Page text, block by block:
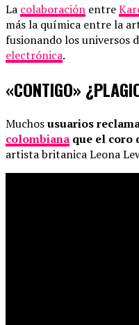
La colaboración entre
más la química entre la
fusionando los universos
electrónica.
«CONTIGO»
Muchosusuarios
colombiana que el coro
artista britanica Leona